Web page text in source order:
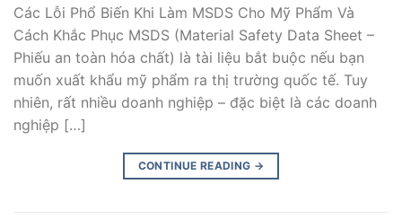
Các Lỗi Phổ Biến Khi Làm MSDS Cho Mỹ Phẩm Và
Cách Khắc Phục MSDS (Material Safety Data Sheet –
Phiếu an toàn hóa chất) là tài liệu bắt buộc nếu bạn
muốn xuất khẩu mỹ phẩm ra thị trường quốc tế. Tuy
nhiên, rất nhiều doanh nghiệp – đặc biệt là các doanh
nghiệp […]
CONTINUE READING →